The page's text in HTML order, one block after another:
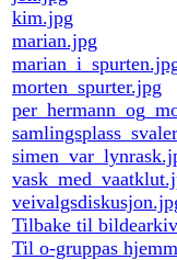
kim.jpg
marian.jpg
morten_spurter.jpg
Tilbake til
Til o-gruppas